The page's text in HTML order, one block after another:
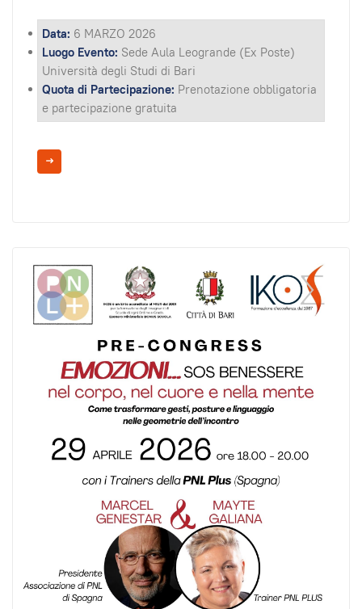
Data: 6 MARZO 2026
Luogo Evento: Sede Aula Leogrande (Ex Poste)
Università degli Studi di Bari
Quota di Partecipazione: Prenotazione obbligatoria
e partecipazione gratuita